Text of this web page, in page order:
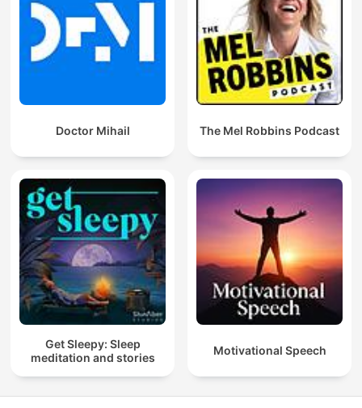
Doctor Mihail The Mel Robbins Podcast
Get Sleepy: Sleep
meditation and stories
Motivational Speech